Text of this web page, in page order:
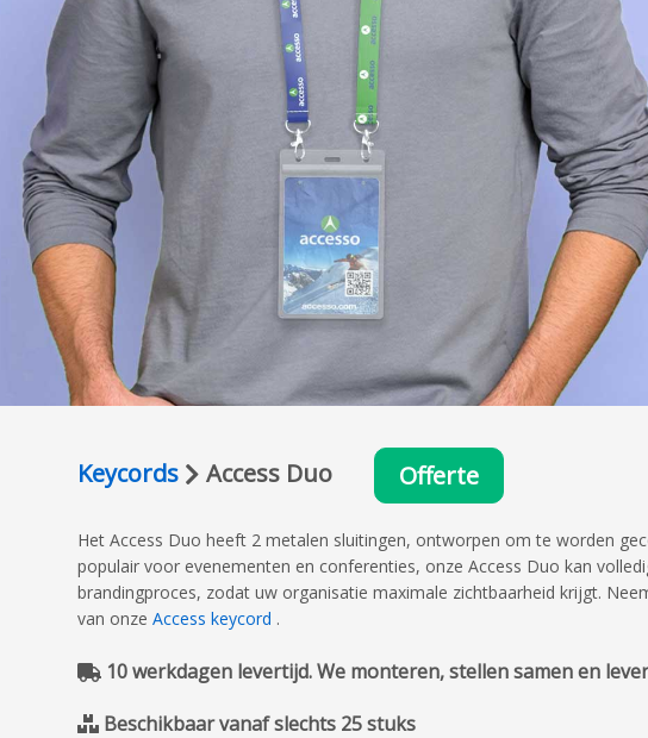
Keycords Access Duo Offerte
Het Access Duo heeft 2 metalen sluitingen, ontworpen om te worden
populair voor evenementen en conferenties, onze Access Duo kan
brandingproces, zodat uw organisatie maximale zichtbaarheid krijgt.
van onze Access keycord .
10 werkdagen levertijd. We monteren, stellen samen en
Beschikbaar vanaf slechts 25 stuks